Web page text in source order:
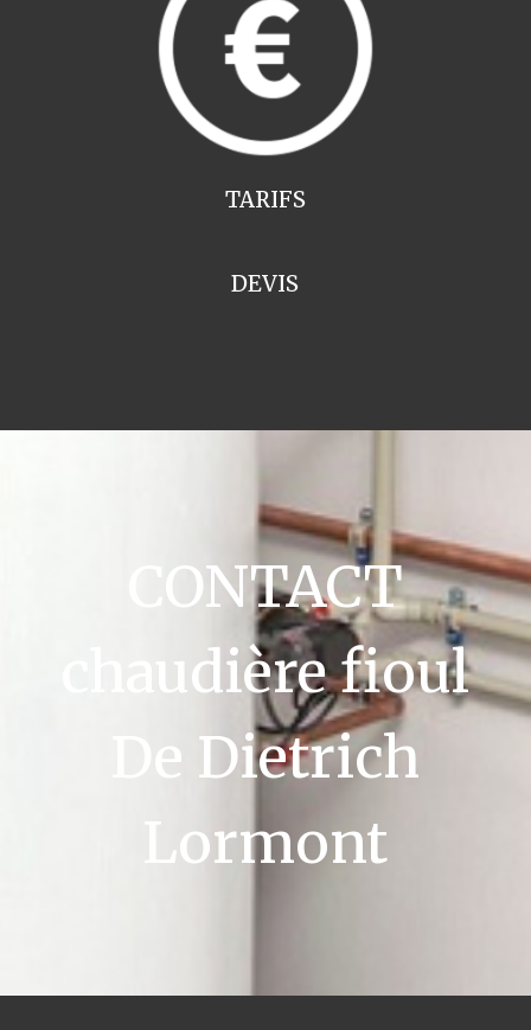
TARIFS
DEVIS
CONTACT
chaudière fioul
De Dietrich
Lormont